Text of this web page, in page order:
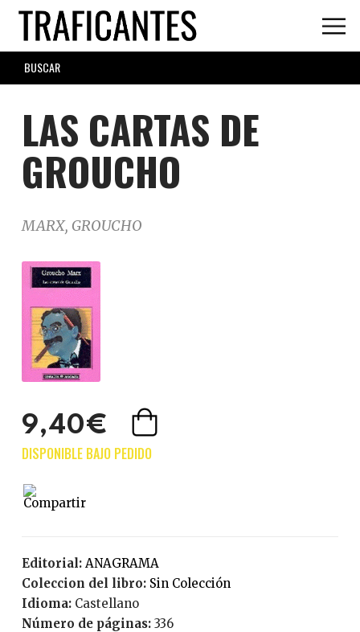
Skip
main
content
SEARCH
FORM
LAS CARTAS DE
GROUCHO
MARX, GROUCHO
9,40€
Editorial:
ANAGRAMA
Coleccion del libro:
Sin Colección
Idioma:
Castellano
Número de páginas: 336